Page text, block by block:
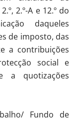
2.º-A e 12.º do
daqueles
de imposto, das
a contribuições
social e
a quotizações
Fundo de